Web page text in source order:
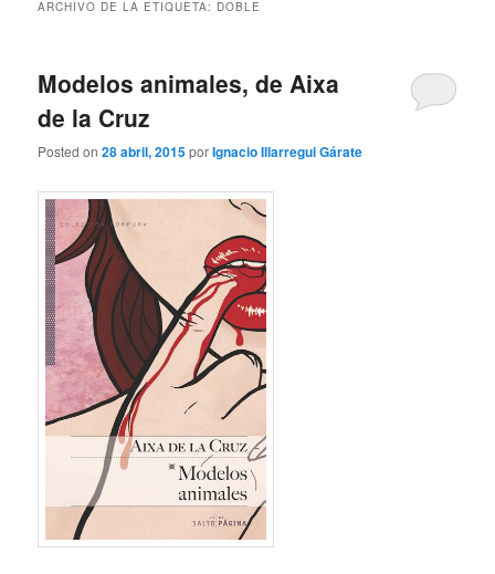
ARCHIVO DE LA ETIQUETA: DOBLE
Modelos animales, de Aixa
de la Cruz
Posted on28 abril, 2015porIgnacio Illarregui Gárate